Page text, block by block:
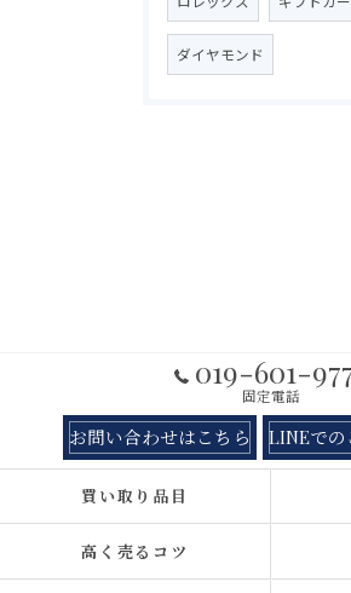
ダイヤモンド
019-601-
固定電話
お問い合わせはこちら LINEで
買い取り品目
高く売るコツ